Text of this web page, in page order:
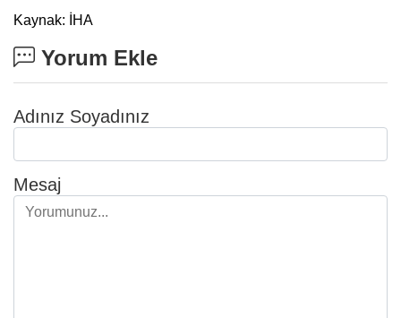
Kaynak: İHA
Yorum Ekle
Adınız Soyadınız
Mesaj